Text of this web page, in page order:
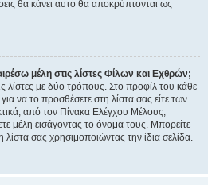
θα κάνει αυτό θα αποκρύπτονται ως
μέλη στις λίστες Φίλων και Εχθρών;
λίστες με δύο τρόπους. Στο προφίλ του κάθε
να το προσθέσετε στη λίστα σας είτε των
από τον Πίνακα Ελέγχου Μέλους,
μέλη εισάγοντας το όνομα τους. Μπορείτε
σας χρησιμοποιώντας την ίδια σελίδα.